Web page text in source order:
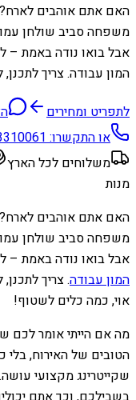
האם אתם אוהבים לארח?
משפחה סביב שולחן
אבל בואו נודה באמת –
המון עבודה. צריך
לתפריט ומחירים
או התקשרו:
משלוחים לכל הארץ
מנות
האם אתם אוהבים לארח?
משפחה סביב שולחן
אבל בואו נודה באמת –
המון עבודה. צריך
אוי, כמה כלים לשטוף!
מה אם הייתי אומר לכם
הטובים של האירוח, בלי
שקייטרינג מקצועי